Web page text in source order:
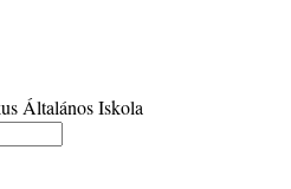
Általános Iskola